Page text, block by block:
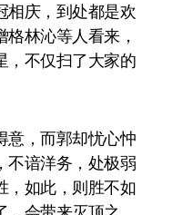
相庆，到处都是欢
林沁等人看来，
，不仅扫了大家的
意，而郭却忧心忡
不谙洋务，处极弱
，如此，则胜不如